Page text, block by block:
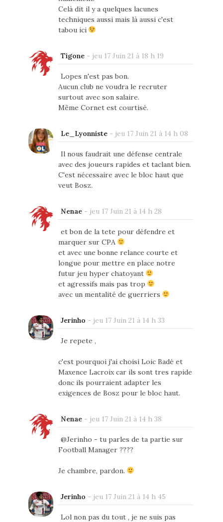
Celà dit il y a quelques lacunes
techniques aussi mais là aussi c'est
tabou ici
Tigone- jeu 17 Juin 21 à 18 h 19
Lopes n'est pas bon.
Aucun club ne voudra le recruter
surtout avec son salaire.
Même Cornet est courtisé.
Le_Lyonniste- jeu 17 Juin 21 à 14 h 08
Il nous faudrait une défense centrale
avec des joueurs rapides et taclant bien.
C'est nécessaire avec le bloc haut que
veut Bosz.
Nenae- jeu 17 Juin 21 à 14 h 28
et bon de la tete pour défendre et
marquer sur CPA
et avec une bonne relance courte et
longue pour mettre en place notre
futur jeu hyper chatoyant
et agressifs mais pas trop
avec un mentalité de guerriers
Jerinho - jeu 17 Juin 21 à 14 h 33
Je repete ,
c'est pourquoi j'ai choisi Loic Badé et
Maxence Lacroix car ils sont tres rapide
donc ils pourraient adapter les
exigences de Bosz pour le bloc haut.
Nenae- jeu 17 Juin 21 à 14 h 38
@Jerinho - tu parles de ta partie sur
Football Manager ????
Je chambre, pardon.
Jerinho - jeu 17 Juin 21 à 14 h 45
Lol non pas du tout , je ne suis pas